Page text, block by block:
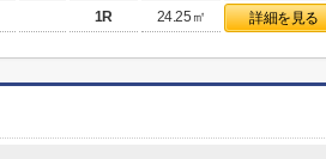
1R 24.25㎡ 詳細を見る